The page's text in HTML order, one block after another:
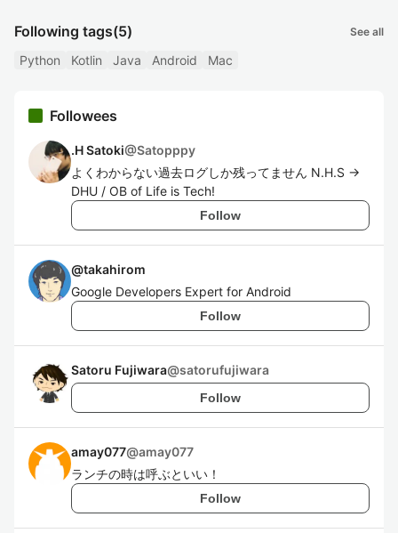
Following tags(5) See all
Python Kotlin Java Android Mac
Followees
.H Satoki@Satopppy
よくわからない過去ログしか残ってません N.H.S →
DHU / OB of Life is Tech!
Follow
@takahirom
Google Developers Expert for Android
Follow
Satoru Fujiwara@satorufujiwara
Follow
amay077@amay077
ランチの時は呼ぶといい！
Follow